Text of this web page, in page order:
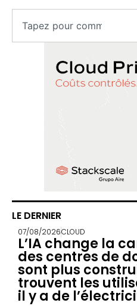
LE DERNIER
07/08/2026CLOUD
L’IA change la
des centres de
sont plus
trouvent les
il y a de